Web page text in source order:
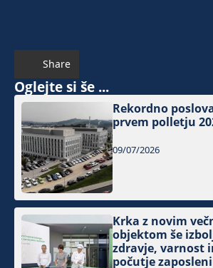
Share
Oglejte si še ...
Rekordno
prvem polletju
09/07/2026
Krka z novim
objektom še
zdravje, varnost
počutje